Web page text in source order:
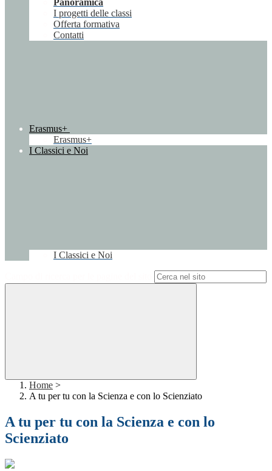
Panoramica
I progetti delle classi
Offerta formativa
Contatti
Erasmus+
Erasmus+
I Classici e Noi
I Classici e Noi
Home >
A tu per tu con la Scienza e con lo Scienziato
A tu per tu con la Scienza e con lo
Scienziato